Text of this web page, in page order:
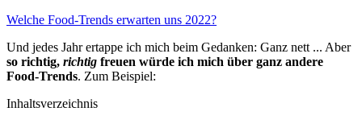
Welche Food-Trends erwarten uns 2022?
Und jedes Jahr ertappe ich mich beim Gedanken: Ganz nett ... Aber
so richtig, richtig freuen würde ich mich über ganz andere
Food-Trends. Zum Beispiel:
Inhaltsverzeichnis